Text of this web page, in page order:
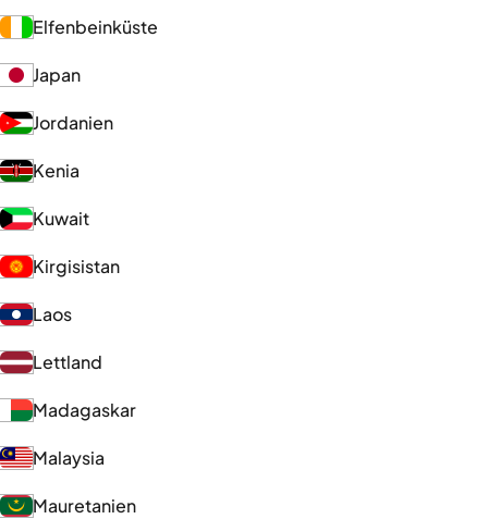
Elfenbeinküste
Japan
Jordanien
Kenia
Kuwait
Kirgisistan
Laos
Lettland
Madagaskar
Malaysia
Mauretanien